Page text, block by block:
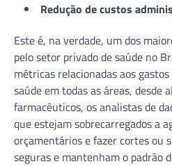
Redução de custos
Este é, na verdade, um dos
pelo setor privado de saúde no
métricas relacionadas aos
saúde em todas as áreas, desde
farmacêuticos, os analistas de
que estejam sobrecarregados a
orçamentários e fazer cortes ou
seguras e mantenham o padrão